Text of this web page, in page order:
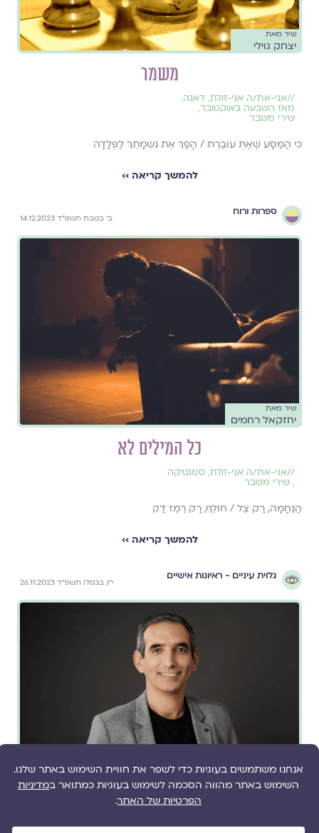
שיר מאת
יצחק גוילי
משמר
//אני-את/ה אני-זולת, דאגה,
מאז השבעה באוקטובר,
שירי משבר
כִּי הַמַּסָּע שֶׁאַתְּ עוֹבֶרֶת / הָפַךְ אֶת נִשְׁמָתֵךְ לַפְּלָדָה
להמשך קריאה ››
ספרות ורוח
ב׳ בטבת תשפ״ד 14.12.2023
שיר מאת
יחזקאל רחמים
כל המילים לא
//אני-את/ה אני-זולת, סמנטיקה
, שירי משבר
הַנֶּחָמָה, רַק צֵל / חוֹלֵף, רַק רֶמֶז דַּק
להמשך קריאה ››
גלוית עיניים - ראיונות אישיים
י"ג בכסלו תשפ"ד 26.11.2023
גלויה מראיינת את
אבי דבוש
"הכוח של קהילה הוא כח מנחם, מחבר מארגן"